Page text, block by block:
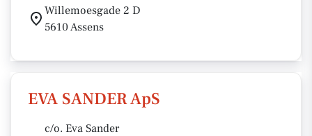
Willemoesgade 2 D
5610 Assens
EVA SANDER ApS
c/o. Eva Sander